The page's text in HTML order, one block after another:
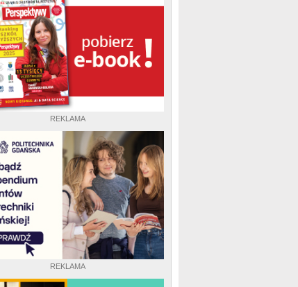
REKLAMA
REKLAMA